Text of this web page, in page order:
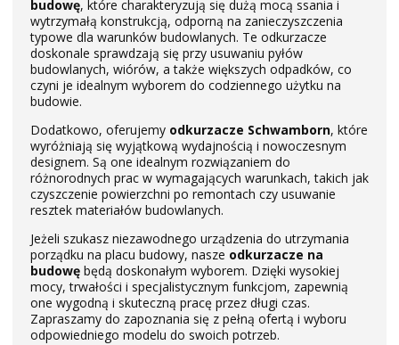
budowę, które charakteryzują się dużą mocą ssania i
wytrzymałą konstrukcją, odporną na zanieczyszczenia
typowe dla warunków budowlanych. Te odkurzacze
doskonale sprawdzają się przy usuwaniu pyłów
budowlanych, wiórów, a także większych odpadków, co
czyni je idealnym wyborem do codziennego użytku na
budowie.
Dodatkowo, oferujemy odkurzacze Schwamborn, które
wyróżniają się wyjątkową wydajnością i nowoczesnym
designem. Są one idealnym rozwiązaniem do
różnorodnych prac w wymagających warunkach, takich jak
czyszczenie powierzchni po remontach czy usuwanie
resztek materiałów budowlanych.
Jeżeli szukasz niezawodnego urządzenia do utrzymania
porządku na placu budowy, nasze odkurzacze na
budowę będą doskonałym wyborem. Dzięki wysokiej
mocy, trwałości i specjalistycznym funkcjom, zapewnią
one wygodną i skuteczną pracę przez długi czas.
Zapraszamy do zapoznania się z pełną ofertą i wyboru
odpowiedniego modelu do swoich potrzeb.